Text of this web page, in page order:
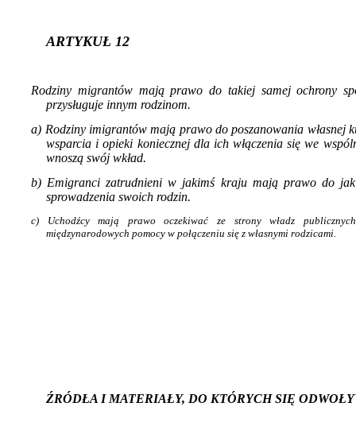
ARTYKUŁ 12
Rodziny migrantów mają prawo do takiej sa­mej ochrony
przysługuje innym rodzinom.
a) Rodziny imigrantów mają prawo do posza­nowania własnej
wsparcia i opieki koniecznej dla ich włączenia się we
wnoszą swój wkład.
b) Emigranci zatrudnieni w jakimś kraju mają prawo do jak
sprowadzenia swoich rodzin.
c)
Uchodźcy mają prawo oczekiwać ze strony władz
międzynarodowych pomocy w połączeniu się z własnymi rodzicami.
ŹRÓDŁA I MATERIAŁY, DO KTÓRYCH SIĘ